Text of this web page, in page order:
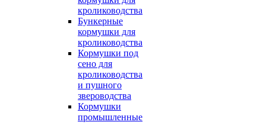
кролиководства
Бункерные
кормушки для
кролиководства
Кормушки под
сено для
кролиководства
и пушного
звероводства
Кормушки
промышленные